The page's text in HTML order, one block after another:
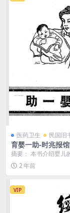
医药卫生 民国旧
育婴一助-时兆报
摘要： 本书介绍婴儿
知识 截图： 服务说明
入VIP会员...
2 年前
VIP